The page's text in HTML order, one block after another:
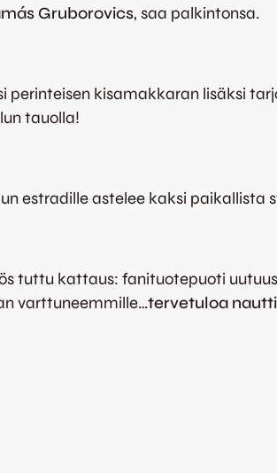
Gruborovics, saa palkintonsa.
kisamakkaran lisäksi
tauolla!
estradille astelee kaksi paikallista
tuttu kattaus: fanituotepuoti
varttuneemmille…tervetuloa